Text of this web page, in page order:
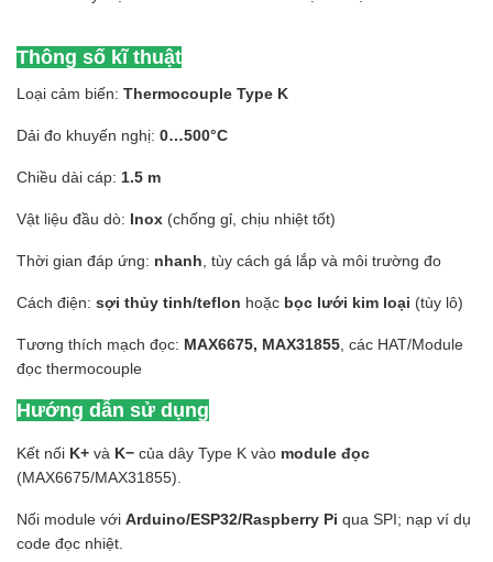
Thông số kĩ thuật
Loại cảm biến: Thermocouple Type K
Dải đo khuyến nghị: 0…500°C
Chiều dài cáp: 1.5 m
Vật liệu đầu dò: Inox (chống gỉ, chịu nhiệt tốt)
Thời gian đáp ứng: nhanh , tùy cách gá lắp và môi trường đo
Cách điện: sợi thủy tinh/teflon hoặc bọc lưới kim loại (tùy lô)
Tương thích mạch đọc: MAX6675, MAX31855 , các HAT/Module
đọc thermocouple
Hướng dẫn sử dụng
Kết nối K+ và K− của dây Type K vào module đọc
(MAX6675/MAX31855).
Nối module với Arduino/ESP32/Raspberry Pi qua SPI; nạp ví dụ
code đọc nhiệt.